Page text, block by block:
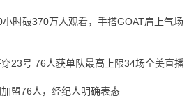
时破370万人观看，手搭GOAT肩上气场超
23号 76人获单队最高上限34场全美直播
盟76人，经纪人明确表态